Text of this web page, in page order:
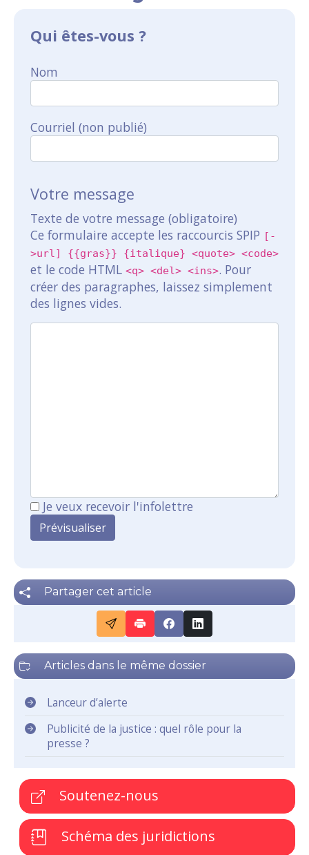
Qui êtes-vous ?
Nom
Courriel (non publié)
Votre message
Texte de votre message (obligatoire)
Ce formulaire accepte les raccourcis SPIP [-
>url] {{gras}} {italique} <quote> <code>
et le code HTML <q> <del> <ins>. Pour
créer des paragraphes, laissez simplement
des lignes vides.
Je veux recevoir l'infolettre
Partager cet article
Articles dans le même dossier
Lanceur d’alerte
Publicité de la justice : quel rôle pour la
presse ?
Soutenez-nous
Schéma des juridictions